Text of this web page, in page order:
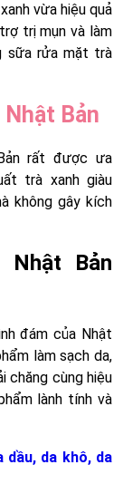
vừa hiệu quả
trị mụn và làm
sữa rửa mặt trà
Bản
rất được ưa
trà xanh giàu
không gây kích
Bản
đám của Nhật
làm sạch da,
chăng cùng hiệu
lành tính và
dầu, da khô, da